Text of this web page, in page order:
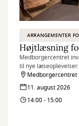
ARRANGEMENTER
Højtlæsning
Medborgercentret
til nye læseoplevelser.
Medborgercentret
11. august 2026
14:00 - 15:00